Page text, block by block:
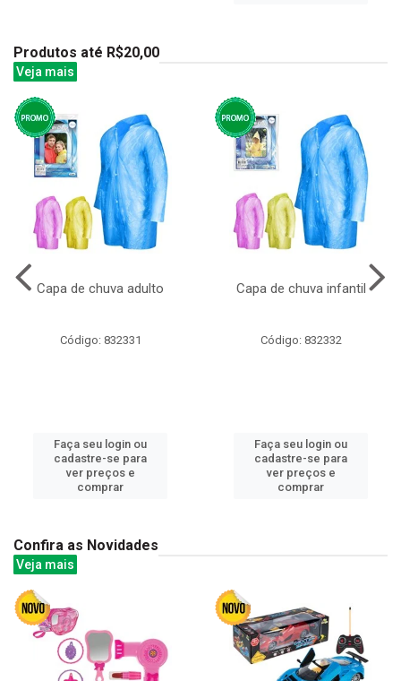
Produtos até R$20,00
Veja mais
Capa de chuva adulto
Código: 832331
Faça seu login ou
cadastre-se para
ver preços e
comprar
Capa de chuva infantil
Código: 832332
Faça seu login ou
cadastre-se para
ver preços e
comprar
Confira as Novidades
Veja mais